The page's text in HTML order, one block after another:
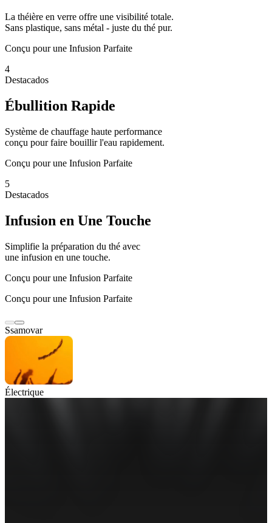
La théière en verre offre une visibilité totale.
Sans plastique, sans métal - juste du thé pur.
Conçu pour une Infusion Parfaite
4
Destacados
Ébullition Rapide
Système de chauffage haute performance
conçu pour faire bouillir l'eau rapidement.
Conçu pour une Infusion Parfaite
5
Destacados
Infusion en Une Touche
Simplifie la préparation du thé avec
une infusion en une touche.
Conçu pour une Infusion Parfaite
Conçu pour une Infusion Parfaite
Ssamovar
Électrique